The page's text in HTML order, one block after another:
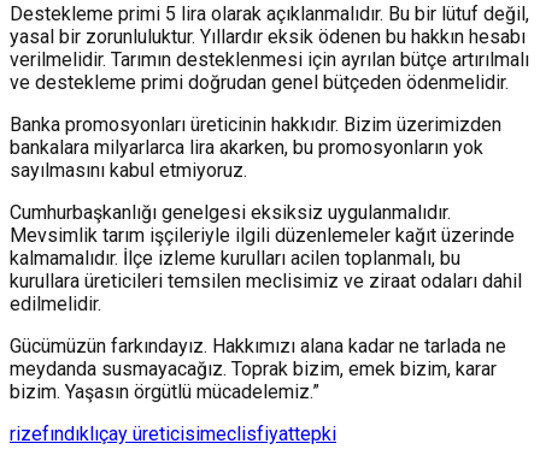
Destekleme primi 5 lira olarak açıklanmalıdır. Bu bir lütuf değil,
yasal bir zorunluluktur. Yıllardır eksik ödenen bu hakkın hesabı
verilmelidir. Tarımın desteklenmesi için ayrılan bütçe artırılmalı
ve destekleme primi doğrudan genel bütçeden ödenmelidir.
Banka promosyonları üreticinin hakkıdır. Bizim üzerimizden
bankalara milyarlarca lira akarken, bu promosyonların yok
sayılmasını kabul etmiyoruz.
Cumhurbaşkanlığı genelgesi eksiksiz uygulanmalıdır.
Mevsimlik tarım işçileriyle ilgili düzenlemeler kağıt üzerinde
kalmamalıdır. İlçe izleme kurulları acilen toplanmalı, bu
kurullara üreticileri temsilen meclisimiz ve ziraat odaları dahil
edilmelidir.
Gücümüzün farkındayız. Hakkımızı alana kadar ne tarlada ne
meydanda susmayacağız. Toprak bizim, emek bizim, karar
bizim. Yaşasın örgütlü mücadelemiz.”
rizefındıklıçay üreticisimeclisfiyattepki